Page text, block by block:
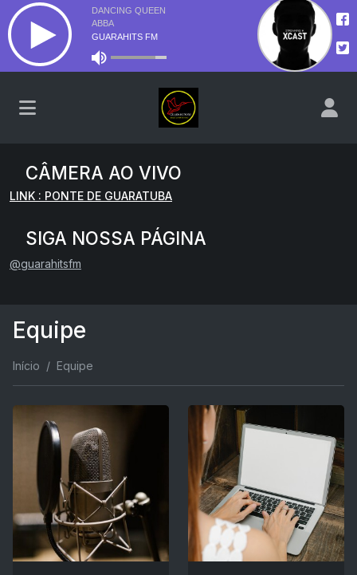
CÂMERA AO VIVO
LINK : PONTE DE GUARATUBA
SIGA NOSSA PÁGINA
@guarahitsfm
Equipe
Início Equipe